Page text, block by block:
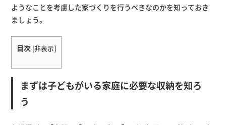
ようなことを考慮した家づくりを行うべきなのかを知っておき
ましょう。
目次 [非表示]
まずは子どもがいる家庭に必要な収納を知ろ
う